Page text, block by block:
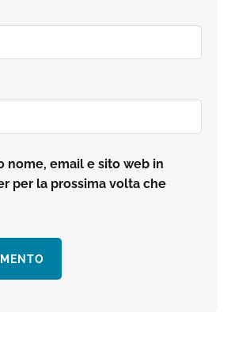
nome, email e sito web in
per la prossima volta che